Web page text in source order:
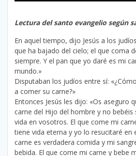
Lectura del santo evangelio según
En aquel tiempo, dijo Jesús a los
que ha bajado del cielo; el que coma
siempre. Y el pan que yo daré es mi
mundo.»
Disputaban los judíos entre sí:
a comer su carne?»
Entonces Jesús les dijo: «Os aseguro
carne del Hijo del hombre y no bebéis
vida en vosotros. El que come mi
tiene vida eterna y yo lo resucitaré en
carne es verdadera comida y mi
bebida. El que come mi carne y bebe